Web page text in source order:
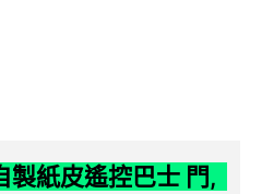
製紙皮遙控巴士 門,